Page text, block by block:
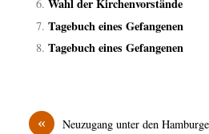
Wahl der Kirchenvorstände
Tagebuch eines Gefangenen
Tagebuch eines Gefangenen
«
Neuzugang unter den